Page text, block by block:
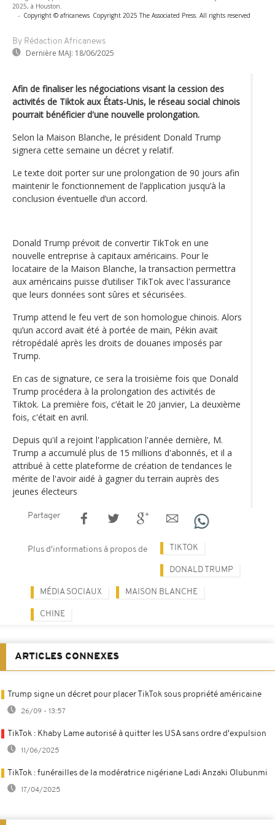
2025, à Houston.
- Copyright © africanews Copyright 2025 The Associated Press. All rights reserved
By Rédaction Africanews
Dernière MAJ: 18/06/2025
Afin de finaliser les négociations visant la cession des
activités de Tiktok aux États-Unis, le réseau social chinois
pourrait bénéficier d'une nouvelle prolongation.
Selon la Maison Blanche, le président Donald Trump
signera cette semaine un décret y relatif.
Le texte doit porter sur une prolongation de 90 jours afin
maintenir le fonctionnement de l’application jusqu’à la
conclusion éventuelle d’un accord.
Donald Trump prévoit de convertir TikTok en une
nouvelle entreprise à capitaux américains. Pour le
locataire de la Maison Blanche, la transaction permettra
aux américains puisse d’utiliser TikTok avec l'assurance
que leurs données sont sûres et sécurisées.
Trump attend le feu vert de son homologue chinois. Alors
qu’un accord avait été à portée de main, Pékin avait
rétropédalé après les droits de douanes imposés par
Trump.
En cas de signature, ce sera la troisième fois que Donald
Trump procédera à la prolongation des activités de
Tiktok. La première fois, c’était le 20 janvier, La deuxième
fois, c'était en avril.
Depuis qu'il a rejoint l'application l'année dernière, M.
Trump a accumulé plus de 15 millions d'abonnés, et il a
attribué à cette plateforme de création de tendances le
mérite de l'avoir aidé à gagner du terrain auprès des
jeunes électeurs
Partager
Plus d'informations à propos de TIKTOK
DONALD TRUMP
MÉDIA SOCIAUX MAISON BLANCHE
CHINE
ARTICLES CONNEXES
Trump signe un décret pour placer TikTok sous propriété américaine
26/09 - 13:57
TikTok : Khaby Lame autorisé à quitter les USA sans ordre d'expulsion
11/06/2025
TikTok : funérailles de la modératrice nigériane Ladi Anzaki Olubunmi
17/04/2025